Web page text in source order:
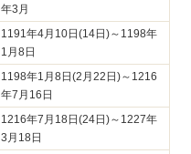
年3月
1191年4月10日(14日)～1198年
1月8日
1198年1月8日(2月22日)～1216
年7月16日
1216年7月18日(24日)～1227年
3月18日